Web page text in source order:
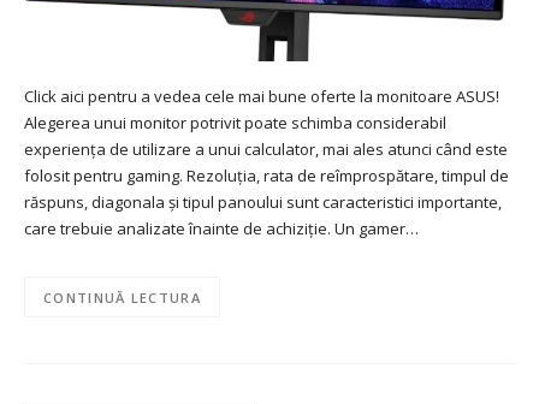
Click aici pentru a vedea cele mai bune oferte la monitoare ASUS!
Alegerea unui monitor potrivit poate schimba considerabil
experiența de utilizare a unui calculator, mai ales atunci când este
folosit pentru gaming. Rezoluția, rata de reîmprospătare, timpul de
răspuns, diagonala și tipul panoului sunt caracteristici importante,
care trebuie analizate înainte de achiziție. Un gamer…
CONTINUĂ LECTURA